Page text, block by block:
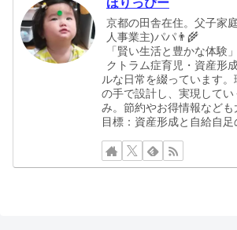
ほりっぴー
京都の田舎在住。父子家
人事業主)パパ👨‍🌾
「賢い生活と豊かな体験
クトラム症育児・資産形
ルな日常を綴っています
の手で設計し、実現してい
み。節約やお得情報なども
目標：資産形成と自給自足